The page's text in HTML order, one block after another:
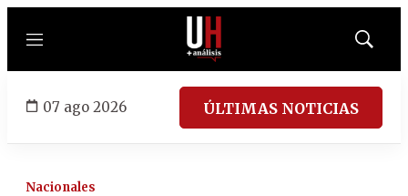
Menú
Mostrar
07 ago 2026 ÚLTIMAS NOTICIAS
Nacionales